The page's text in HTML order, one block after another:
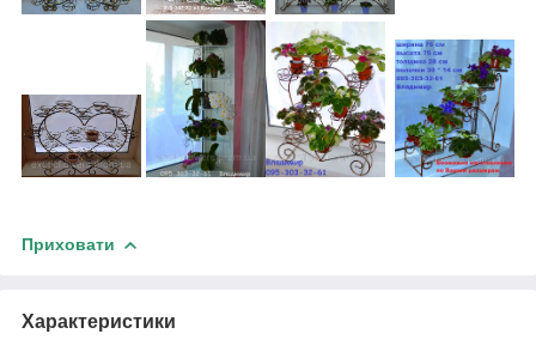
Приховати
Характеристики